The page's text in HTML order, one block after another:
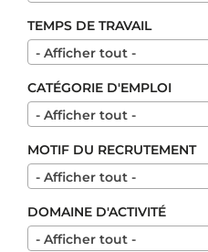
TEMPS DE TRAVAIL
- Afficher tout -
CATÉGORIE D'EMPLOI
- Afficher tout -
MOTIF DU RECRUTEMENT
- Afficher tout -
DOMAINE D'ACTIVITÉ
- Afficher tout -